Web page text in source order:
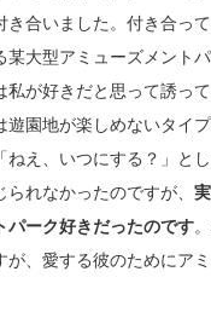
き合いました。付き合っ
某大型アミューズメント
私が好きだと思って誘っ
遊園地が楽しめないタイ
ねえ、いつにする？」と
れなかったのですが、
パーク好きだったのです
が、愛する彼のためにア